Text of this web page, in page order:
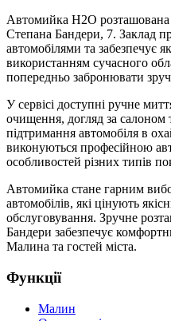
Автомийка H2O
Степана Бандери, 7. Заклад
автомобілями та забезпечує
використанням сучасного
попередньо забронювати
У сервісі доступні ручне
очищення, догляд за салоном
підтримання автомобіля в
виконуються професійною
особливостей різних типів
Автомийка стане гарним
автомобілів, які цінують
обслуговування. Зручне
Бандери забезпечує
Малина та гостей міста.
Функції
Малин